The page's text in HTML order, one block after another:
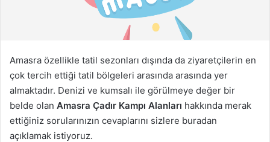
r
m
e
k
Amasra özellikle tatil sezonları dışında da ziyaretçilerin en
çok tercih ettiği tatil bölgeleri arasında arasında yer
almaktadır. Denizi ve kumsalı ile görülmeye değer bir
belde olan Amasra Çadır Kampı Alanları hakkında merak
ettiğiniz sorularınızın cevaplarını sizlere buradan
açıklamak istiyoruz.